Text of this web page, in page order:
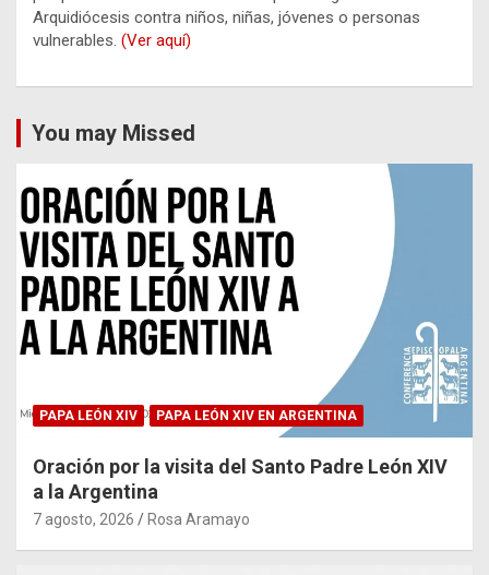
Arquidiócesis contra niños, niñas, jóvenes o personas
vulnerables. (Ver aquí)
You may Missed
PAPA LEÓN XIV PAPA LEÓN XIV EN ARGENTINA
Oración por la visita del Santo Padre León XIV
a la Argentina
7 agosto, 2026 Rosa Aramayo